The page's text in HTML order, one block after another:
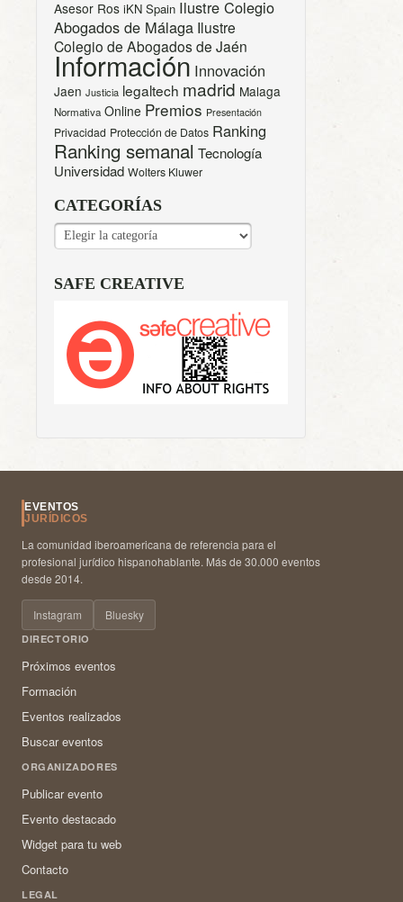
Asesor Ros iKN Spain Ilustre Colegio
Abogados de Málaga Ilustre
Colegio de Abogados de Jaén
Información Innovación
Jaen Justicia legaltech madrid Malaga
Normativa Online Premios Presentación
Privacidad Protección de Datos Ranking
Ranking semanal Tecnología
Universidad Wolters Kluwer
CATEGORÍAS
CATEGORÍAS
SAFE CREATIVE
EVENTOS
JURÍDICOS
La comunidad iberoamericana de referencia para el
profesional jurídico hispanohablante. Más de 30.000 eventos
desde 2014.
Instagram Bluesky
DIRECTORIO
Próximos eventos
Formación
Eventos realizados
Buscar eventos
ORGANIZADORES
Publicar evento
Evento destacado
Widget para tu web
Contacto
LEGAL